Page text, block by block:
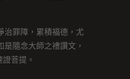
治罪障，累積福德，尤
隨念大師之禮讚文，
菩提。